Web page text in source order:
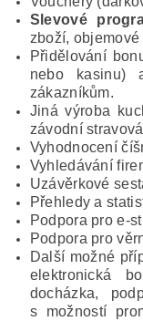
Slevové
zboží,
Přidělování
nebo kasinu)
zákazníkům.
Jiná výroba
závodní
Vyhodnocení
Vyhledávání
Uzávěrkové
Přehledy a
Podpora pro e-
Podpora pro
Další možné
elektronická
docházka,
s možností